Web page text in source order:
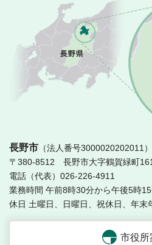
長野市 （法人番号3000020202011）
〒380-8512 長野市大字鶴賀緑町
電話（代表）026-226-4911
業務時間 午前8時30分から午後5時
休日 土曜日、日曜日、祝休日、年末
市役所